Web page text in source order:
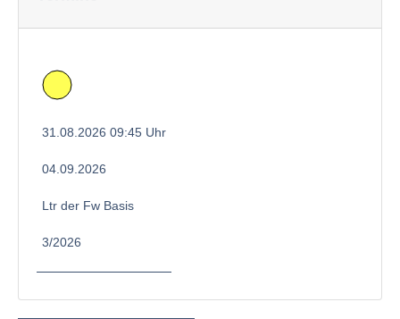
31.08.2026 09:45 Uhr
04.09.2026
Ltr der Fw Basis
3/2026